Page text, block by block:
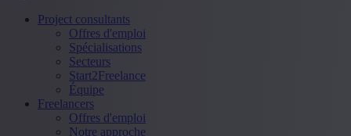
Project consultants
Offres d'emploi
Spécialisations
Secteurs
Start2Freelance
Équipe
Freelancers
Offres d'emploi
Notre approche